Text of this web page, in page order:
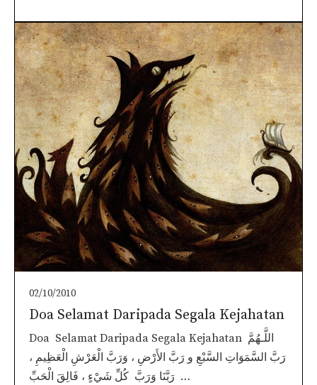
02/10/2010
Doa Selamat Daripada Segala Kejahatan
Doa Selamat Daripada Segala Kejahatan اللَّـهُمَّ
رَبَّ السَّمَوَاتِ السَّبْعِ و رَبَّ الأَرْضِ ، وَرَبَّ الْعَرْشِ الْعَظِيمِ ،
رَبَّنَا وَرَبَّ كُلِّ شَيْءٍ ، فَالِقَ الْحَبِّ …